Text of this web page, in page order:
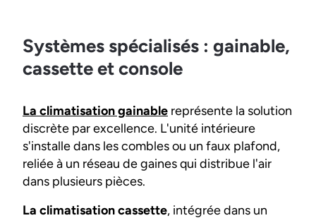
Systèmes spécialisés : gainable,
cassette et console
La climatisation gainable représente la solution
discrète par excellence. L'unité intérieure
s'installe dans les combles ou un faux plafond,
reliée à un réseau de gaines qui distribue l'air
dans plusieurs pièces.
La climatisation cassette, intégrée dans un